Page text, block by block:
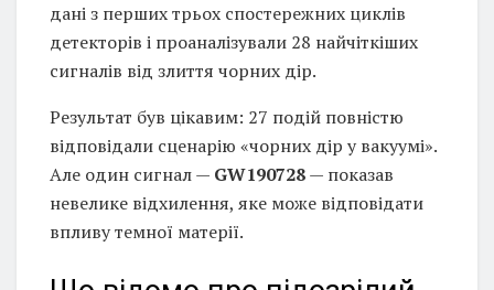
дані з перших трьох спостережних циклів
детекторів і проаналізували 28 найчіткіших
сигналів від злиття чорних дір.
Результат був цікавим: 27 подій повністю
відповідали сценарію «чорних дір у вакуумі».
Але один сигнал — GW190728— показав
невелике відхилення, яке може відповідати
впливу темної матерії.